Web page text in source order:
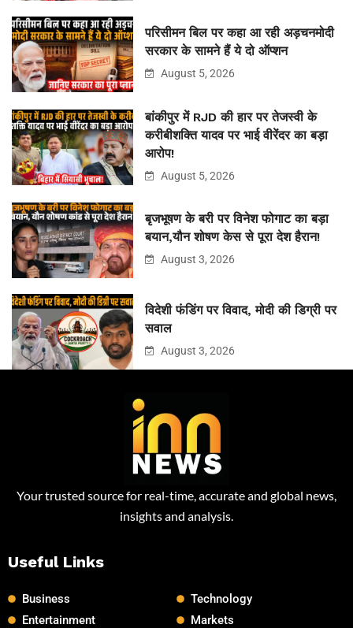
परिसीमन बिल पर कहा आ रही अड़चनमोदी
सरकार के सामने हैं ये दो ऑप्शन
August 5, 2026
बांकीपुर में RJD की हार पर तेजस्वी के
करीबीशक्ति यादव पर भाई वीरेंदर का बड़ा
आरोप!
August 5, 2026
बृजभूषण के बरी पर विनेश फोगाट का बड़ा
बयान,यौन शोषण केस से पूरा देश हैरान!
August 3, 2026
विदेशी फंडिंग पर विवाद, मोदी की डिग्री पर
सवाल
August 3, 2026
Your trusted source for real-time, accurate and global news,
insights and analysis.
Useful Links
Business
Entertainment
Technology
Markets